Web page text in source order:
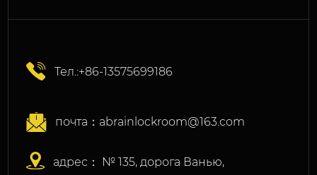
Тел.:+86-13575699186
почта： abrainlockroom@163.com
адрес： № 135, дорога Ванью,